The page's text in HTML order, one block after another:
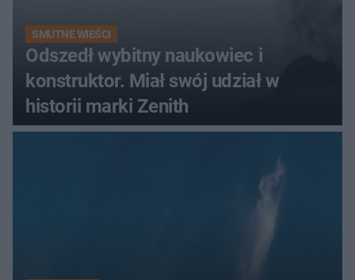
SMUTNE WIEŚCI
Odszedł wybitny naukowiec i
konstruktor. Miał swój udział w
historii marki Zenith